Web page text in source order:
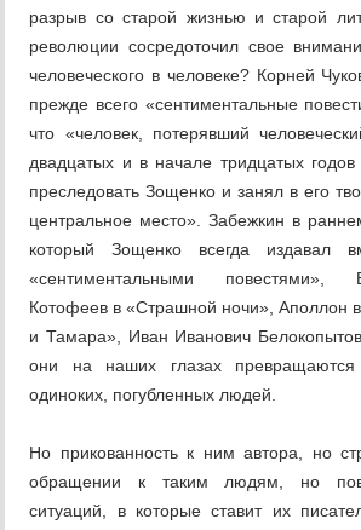
разрыв со старой жизнью и старой
революции сосредоточил свое
человеческого в человеке? Корней
прежде всего «сентиментальные
что «человек, потерявший
двадцатых и в начале тридцатых
преследовать Зощенко и занял в его
центральное место». Забежкин в
который Зощенко всегда издавал
«сентиментальными повестями»,
Котофеев в «Страшной ночи», Аполлон
и Тамара», Иван Иванович
они на наших глазах превращаются
одиноких, погубленных людей.
Но прикованность к ним автора, но
обращении к таким людям, но
ситуаций, в которые ставит их